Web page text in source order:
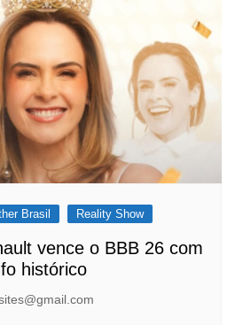
Brasil Reality Show
vence o BBB 26 com
histórico